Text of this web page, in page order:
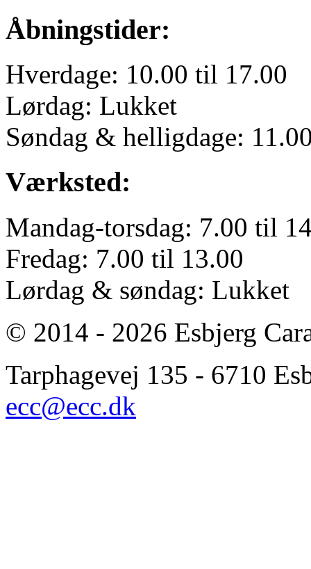
Åbningstider:
Hverdage: 10.00 til 17.00
Lørdag: Lukket
Søndag & helligdage:
Værksted:
Mandag-torsdag: 7.00 til
Fredag: 7.00 til 13.00
Lørdag & søndag: Lukket
© 2014 - 2026 Esbjerg
Tarphagevej 135 - 6710
ecc@ecc.dk